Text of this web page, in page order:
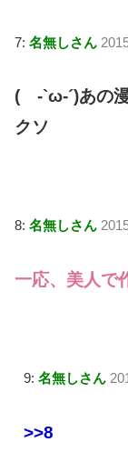
7: 名無しさん
( -`ω-´)あの
クソ
8: 名無しさん
一応、美人で
9: 名無しさん
>>8